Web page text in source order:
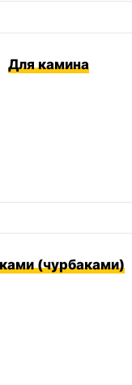
Для камина
(чурбаками)